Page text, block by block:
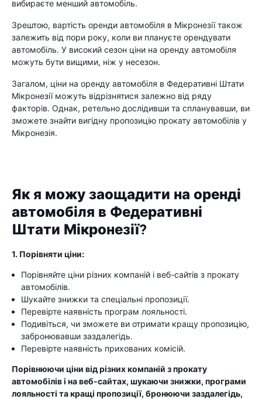
вибираєте менший автомобіль.
Зрештою, вартість оренди автомобіля в Мікронезії також
залежить від пори року, коли ви плануєте орендувати
автомобіль. У високий сезон ціни на оренду автомобіля
можуть бути вищими, ніж у несезон.
Загалом, ціни на оренду автомобіля в Федеративні Штати
Мікронезії можуть відрізнятися залежно від ряду
факторів. Однак, ретельно дослідивши та спланувавши, ви
зможете знайти вигідну пропозицію прокату автомобілів у
Мікронезія.
Як я можу заощадити на оренді
автомобіля в Федеративні
Штати Мікронезії?
1. Порівняти ціни:
Порівняйте ціни різних компаній і веб-сайтів з прокату
автомобілів.
Шукайте знижки та спеціальні пропозиції.
Перевірте наявність програм лояльності.
Подивіться, чи зможете ви отримати кращу пропозицію,
забронювавши заздалегідь.
Перевірте наявність прихованих комісій.
Порівнюючи ціни від різних компаній з прокату
автомобілів і на веб-сайтах, шукаючи знижки, програми
лояльності та кращі пропозиції, бронюючи заздалегідь,